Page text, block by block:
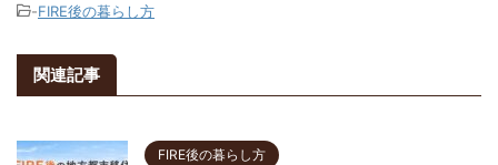
-FIRE後の暮らし方
関連記事
FIRE後の暮らし方